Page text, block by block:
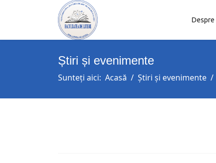
Despre
Știri și evenimente
Sunteți aici: Acasă Știri și evenimente